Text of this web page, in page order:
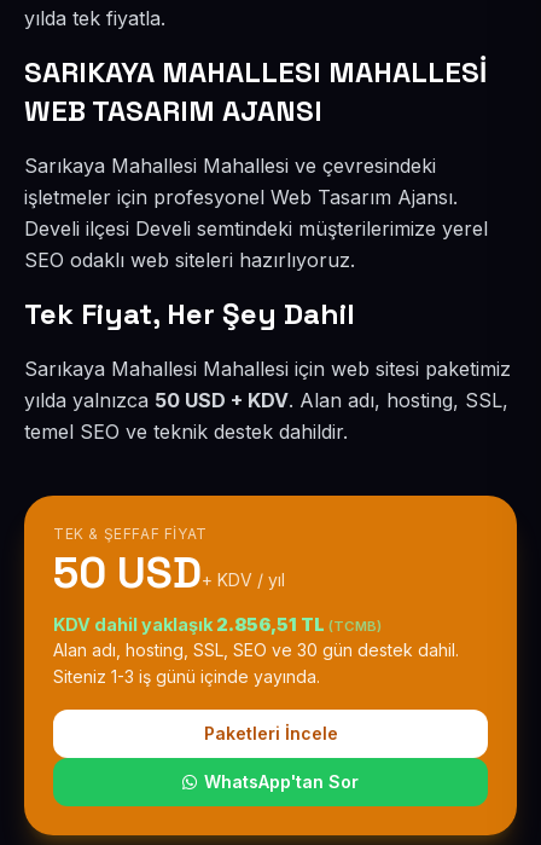
yılda tek fiyatla.
SARIKAYA MAHALLESI MAHALLESİ
WEB TASARIM AJANSI
Sarıkaya Mahallesi Mahallesi ve çevresindeki
işletmeler için profesyonel Web Tasarım Ajansı.
Develi ilçesi Develi semtindeki müşterilerimize yerel
SEO odaklı web siteleri hazırlıyoruz.
Tek Fiyat, Her Şey Dahil
Sarıkaya Mahallesi Mahallesi için web sitesi paketimiz
yılda yalnızca 50 USD + KDV. Alan adı, hosting, SSL,
temel SEO ve teknik destek dahildir.
TEK & ŞEFFAF FIYAT
50 USD+ KDV / yıl
KDV dahil yaklaşık 2.856,51 TL (TCMB)
Alan adı, hosting, SSL, SEO ve 30 gün destek dahil.
Siteniz 1-3 iş günü içinde yayında.
Paketleri İncele
WhatsApp'tan Sor